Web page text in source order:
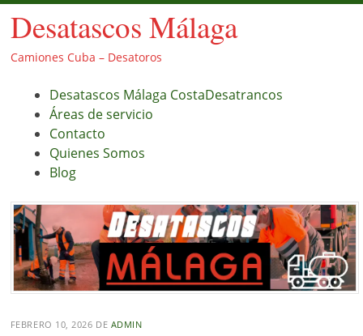
Desatascos Málaga
Camiones Cuba – Desatoros
Menú
Saltar
contenido.
Desatascos Málaga CostaDesatrancos
Áreas de servicio
Contacto
Quienes Somos
Blog
FEBRERO 10, 2026 DE ADMIN